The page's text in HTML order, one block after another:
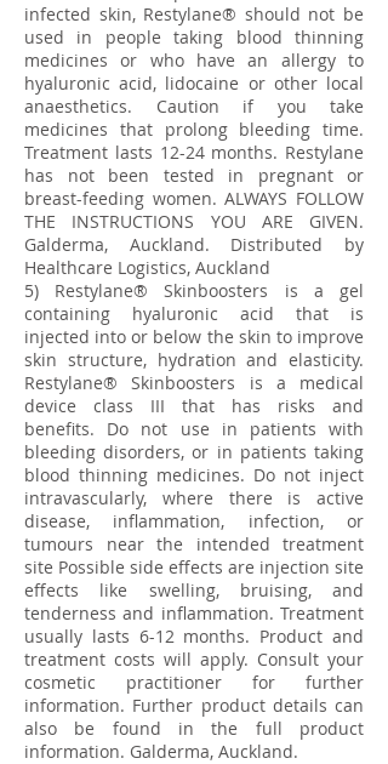
infected skin, Restylane® should not be
used in people taking blood thinning
medicines or who have an allergy to
hyaluronic acid, lidocaine or other local
anaesthetics. Caution if you take
medicines that prolong bleeding time.
Treatment lasts 12-24 months. Restylane
has not been tested in pregnant or
breast-feeding women. ALWAYS FOLLOW
THE INSTRUCTIONS YOU ARE GIVEN.
Galderma, Auckland. Distributed by
Healthcare Logistics, Auckland
5) Restylane® Skinboosters is a gel
containing hyaluronic acid that is
injected into or below the skin to improve
skin structure, hydration and elasticity.
Restylane® Skinboosters is a medical
device class III that has risks and
benefits. Do not use in patients with
bleeding disorders, or in patients taking
blood thinning medicines. Do not inject
intravascularly, where there is active
disease, inflammation, infection, or
tumours near the intended treatment
site Possible side effects are injection site
effects like swelling, bruising, and
tenderness and inflammation. Treatment
usually lasts 6-12 months. Product and
treatment costs will apply. Consult your
cosmetic practitioner for further
information. Further product details can
also be found in the full product
information. Galderma, Auckland.